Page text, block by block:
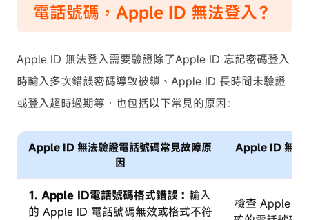
四、Apple ID 無法登入驗證電話號碼的
常見問答
結語
展開
電話號碼，Apple ID 無法登入？
Apple ID 無法登入需要驗證除了Apple ID 忘記密碼登入
時輸入多次錯誤密碼導致被鎖、Apple ID 長時間未驗證
或登入超時過期等，也包括以下常見的原因：
Apple ID 無法驗證電話號碼常見故障原
因
Apple ID 無法
1. Apple ID電話號碼格式錯誤： 輸入
的 Apple ID 電話號碼無效或格式不符
檢查 Apple ID